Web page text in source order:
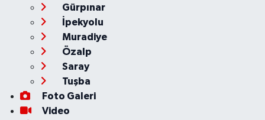
Gürpınar
İpekyolu
Muradiye
Özalp
Saray
Tuşba
Foto Galeri
Video